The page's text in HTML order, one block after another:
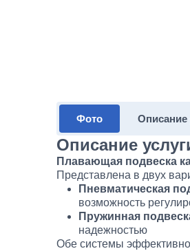
Фото Описание
Описание
Плавающая подвеска
Представлена в двух
Пневматическая
возможность
Пружинная
надежностью
Обе системы эффективно